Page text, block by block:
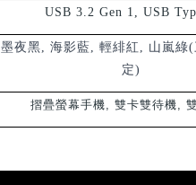
USB 3.2 Gen 1, USB
墨夜黑, 海影藍, 輕緋紅
山嵐綠
定)
摺疊螢幕手機, 雙卡雙待機,